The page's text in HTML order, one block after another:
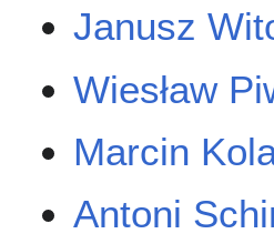
Janusz
Wiesław
Marcin
Antoni